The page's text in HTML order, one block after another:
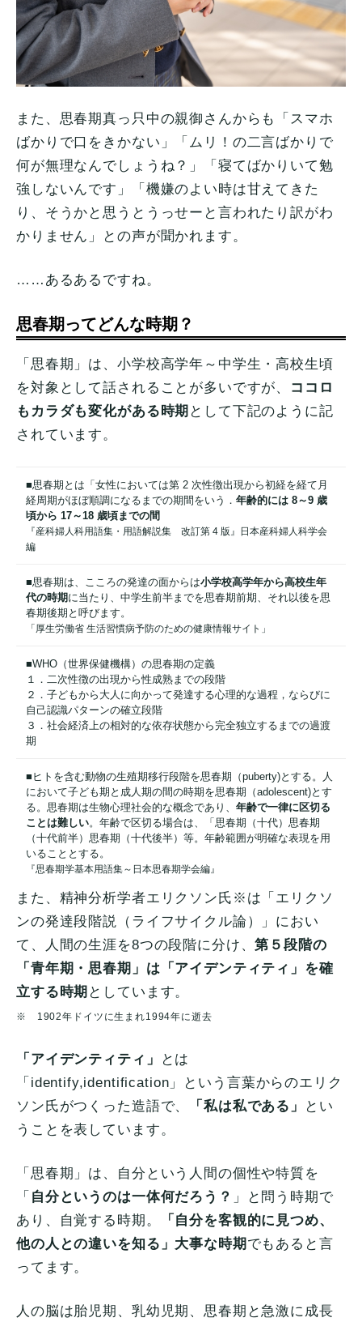
また、思春期真っ只中の親御さんからも「スマホ
ばかりで口をきかない」「ムリ！の二言ばかりで
何が無理なんでしょうね？」「寝てばかりいて勉
強しないんです」「機嫌のよい時は甘えてきた
り、そうかと思うとうっせーと言われたり訳がわ
かりません」との声が聞かれます。
……あるあるですね。
思春期ってどんな時期？
「思春期」は、小学校高学年～中学生・高校生頃
を対象として話されることが多いですが、 ココロ
もカラダも変化がある時期 として下記のように記
されています。
■思春期とは「女性においては第 2 次性徴出現から初経を経て月
経周期がほぼ順調になるまでの期間をいう． 年齢的には 8～9 歳
頃から 17～18 歳頃までの間
『産科婦人科用語集・用語解説集 改訂第 4 版』日本産科婦人科学会
編
■思春期は、こころの発達の面からは小学校高学年から高校生年
代の時期に当たり、中学生前半までを思春期前期、それ以後を思
春期後期と呼びます。
「厚生労働省 生活習慣病予防のための健康情報サイト」
■WHO（世界保健機構）の思春期の定義
１．二次性徴の出現から性成熟までの段階
２．子どもから大人に向かって発達する心理的な過程，ならびに
自己認識パターンの確立段階
３．社会経済上の相対的な依存状態から完全独立するまでの過渡
期
■ヒトを含む動物の生殖期移行段階を思春期（puberty)とする。人
において子ども期と成人期の間の時期を思春期（adolescent)とす
る。思春期は生物心理社会的な概念であり、 年齢で一律に区切る
ことは難しい。年齢で区切る場合は、「思春期（十代）思春期
（十代前半）思春期（十代後半）等。年齢範囲が明確な表現を用
いることとする。
『思春期学基本用語集～日本思春期学会編』
また、精神分析学者エリクソン氏※は「エリクソ
ンの発達段階説（ライフサイクル論）」におい
て、人間の生涯を8つの段階に分け、第５段階の
「青年期・思春期」は「アイデンティティ」を確
立する時期 としています。
※ 1902年ドイツに生まれ1994年に逝去
「アイデンティティ」
とは
「identify,identification」という言葉からのエリク
ソン氏がつくった造語で、
「私は私である」
とい
うことを表しています。
「思春期」は、自分という人間の個性や特質を
「 自分というのは一体何だろう？ 」と問う時期で
あり、自覚する時期。
「自分を客観的に見つめ、
他の人との違いを知る」大事な時期 でもあると言
ってます。
人の脳は胎児期、乳幼児期、思春期と急激に成長